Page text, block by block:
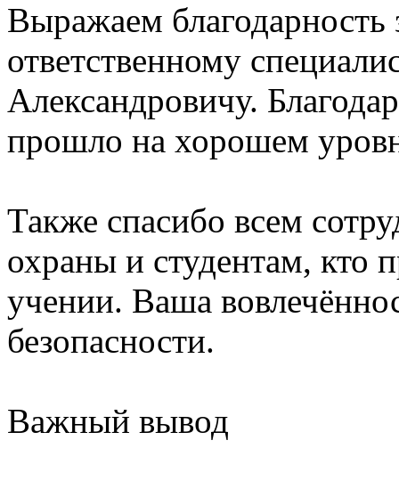
Выражаем
ответственному
Александровичу.
прошло на хорошем
Также спасибо всем
охраны и студентам, кто
учении. Ваша
безопасности.
Важный вывод